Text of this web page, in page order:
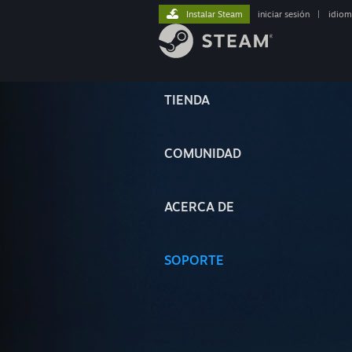
TIENDA
COMUNIDAD
ACERCA DE
SOPORTE
Instalar Steam iniciar sesión